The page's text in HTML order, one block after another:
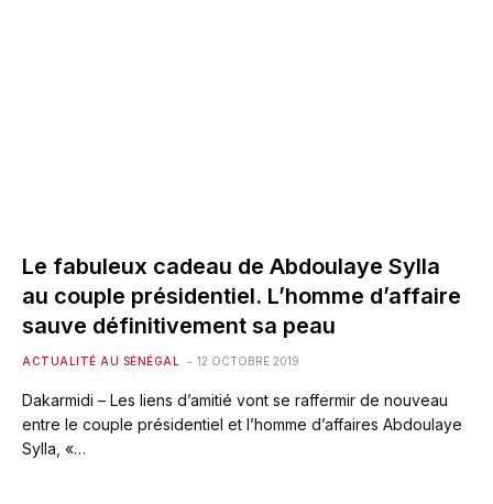
Le fabuleux cadeau de Abdoulaye Sylla
au couple présidentiel. L’homme d’affaire
sauve définitivement sa peau
ACTUALITÉ AU SÉNÉGAL 12 OCTOBRE 2019
Dakarmidi – Les liens d’amitié vont se raffermir de nouveau
entre le couple présidentiel et l’homme d’affaires Abdoulaye
Sylla, «…